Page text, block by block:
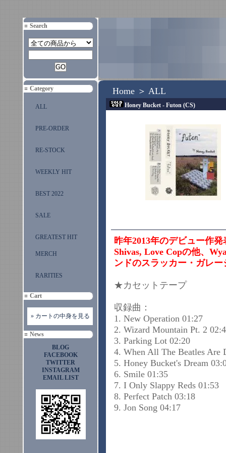
Search
Category
ALL
PRE-ORDER
RE-STOCK
WEEKLY HIT
BEST 2022
SALE
GREATEST HIT
MERCH
RARITIES
Cart
» カートの中身を見る
News
BLOG
FACEBOOK
TWITTER
INSTAGRAM
EMAIL LIST
Home ＞ ALL
Honey Bucket - Futon (CS)
昨年2013年のデビュー作
Shivas, Love Copの他、
ンドのスラッカー・ガレ
★カセットテープ
収録曲：
1. New Operation 01:27
2. Wizard Mountain Pt. 2
3. Parking Lot 02:20
4. When All The Beatles Are
5. Honey Bucket's Dream
6. Smile 01:35
7. I Only Slappy Reds 01:53
8. Perfect Patch 03:18
9. Jon Song 04:17